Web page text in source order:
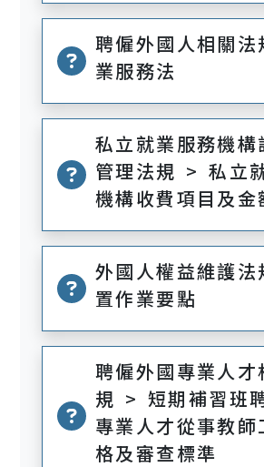
聘僱外國人相關
業服務法
私立就業服務機構
管理法規 > 私立
機構收費項目及金
外國人權益維護
置作業要點
聘僱外國專業人才
規 > 短期補習班
專業人才從事教師
格及審查標準